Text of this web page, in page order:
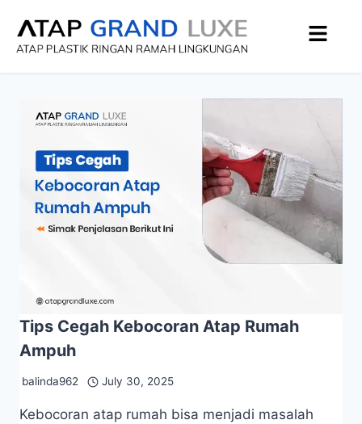
Tips Cegah Kebocoran Atap Rumah
Ampuh
balinda962 July 30, 2025
Kebocoran atap rumah bisa menjadi masalah